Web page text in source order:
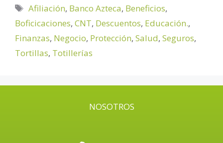
Afiliación, Banco Azteca, Beneficios,
Boficicaciones, CNT, Descuentos, Educación.,
Finanzas, Negocio, Protección, Salud, Seguros,
Tortillas, Totillerías
NOSOTROS